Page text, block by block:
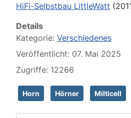
HiFi-Selbstbau LittleWatt
Details
Kategorie: Verschiedenes
Veröffentlicht: 07. Mai 2025
Zugriffe: 12266
Horn Hörner Milticell